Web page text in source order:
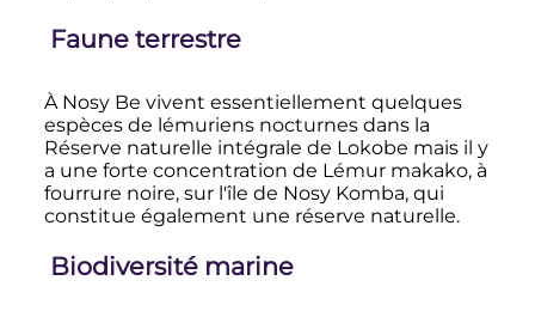
Faune terrestre
À Nosy Be vivent essentiellement quelques
espèces de lémuriens nocturnes dans la
Réserve naturelle intégrale de Lokobe mais il y
a une forte concentration de Lémur makako, à
fourrure noire, sur l'île de Nosy Komba, qui
constitue également une réserve naturelle.
Biodiversité marine